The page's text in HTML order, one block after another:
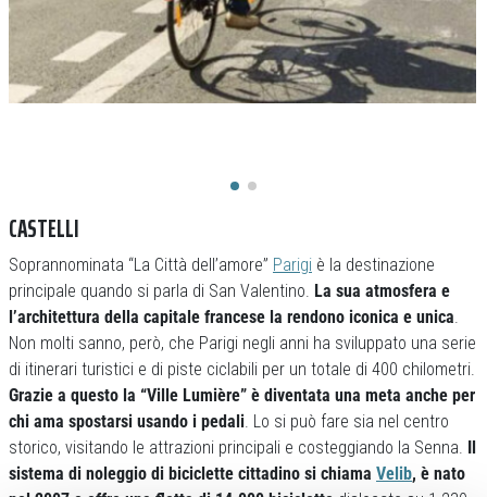
CASTELLI
Soprannominata “La Città dell’amore” Parigi è la destinazione
principale quando si parla di San Valentino. La sua atmosfera e
l’architettura della capitale francese la rendono iconica e unica
Non molti sanno, però, che Parigi negli anni ha sviluppato una serie
di itinerari turistici e di piste ciclabili per un totale di 400 chilometri.
Grazie a questo la “Ville Lumière” è diventata una meta anche per
chi ama spostarsi usando i pedali . Lo si può fare sia nel centro
storico, visitando le attrazioni principali e costeggiando la Senna. Il
sistema di noleggio di biciclette cittadino si chiama Velib, è nato